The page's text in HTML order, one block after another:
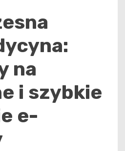
na
i szybkie
e-